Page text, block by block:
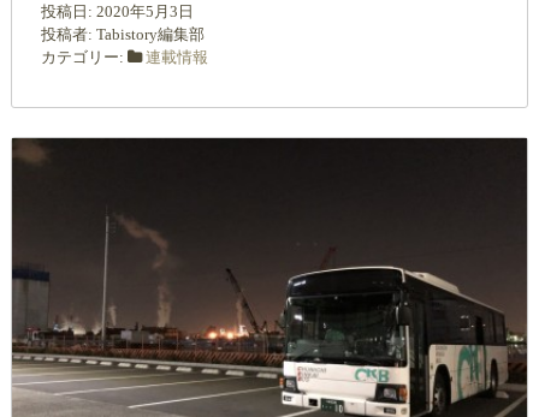
投稿日: 2020年5月3日
投稿者: Tabistory編集部
カテゴリー:
連載情報